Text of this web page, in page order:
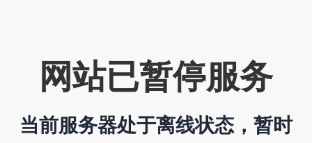
网站已暂停服务
当前服务器处于离线状态，暂时